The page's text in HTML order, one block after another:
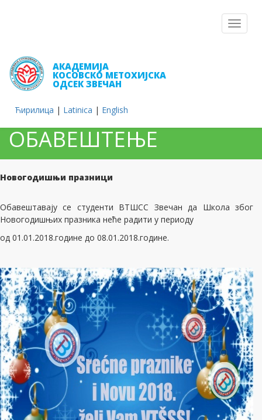
Toggle
АКАДЕМИЈА
КОСОВСКО МЕТОХИЈСКА
ОДСЕК ЗВЕЧАН
Ћирилица | Latinica | English
ОБАВЕШТЕЊЕ
Новогодишњи празници
Обавештавају се студенти ВТШСС Звечан да Школа због
Новогодишњих празника неће радити у периоду
од 01.01.2018.године до 08.01.2018.године.